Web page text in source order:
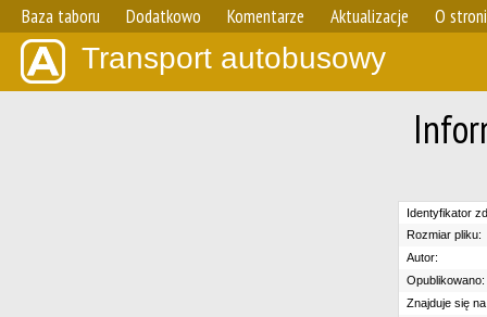
Baza taboru Dodatkowo Komentarze Aktualizacje O
Transport autobusowy
Identyfikator
Rozmiar pliku:
Autor:
Opublikowano:
Znajduje się